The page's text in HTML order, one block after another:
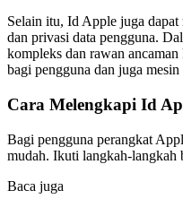
Selain itu, Id Apple juga
dan privasi data pengguna.
kompleks dan rawan
bagi pengguna dan juga
Cara Melengkapi Id
Bagi pengguna perangkat
mudah. Ikuti langkah-langkah
Baca juga